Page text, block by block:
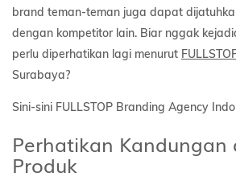
brand teman-teman juga dapat
dengan kompetitor lain. Biar nggak
perlu diperhatikan lagi menurut
Surabaya?
Sini-sini FULLSTOP Branding Agency
Perhatikan Kandungan
Produk